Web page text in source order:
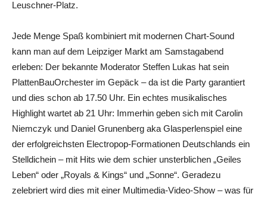
Leuschner-Platz.
Jede Menge Spaß kombiniert mit modernen Chart-Sound
kann man auf dem Leipziger Markt am Samstagabend
erleben: Der bekannte Moderator Steffen Lukas hat sein
PlattenBauOrchester im Gepäck – da ist die Party garantiert
und dies schon ab 17.50 Uhr. Ein echtes musikalisches
Highlight wartet ab 21 Uhr: Immerhin geben sich mit Carolin
Niemczyk und Daniel Grunenberg aka Glasperlenspiel eine
der erfolgreichsten Electropop-Formationen Deutschlands ein
Stelldichein – mit Hits wie dem schier unsterblichen „Geiles
Leben“ oder „Royals & Kings“ und „Sonne“. Geradezu
zelebriert wird dies mit einer Multimedia-Video-Show – was für